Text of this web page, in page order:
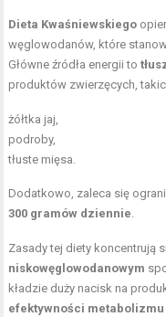
Dieta Kwaśniewskiego
węglowodanów, które
Główne źródła energii to
produktów zwierzęcych,
żółtka jaj,
podroby,
tłuste mięsa.
Dodatkowo, zaleca się
300 gramów dziennie.
Zasady tej diety koncentrują
niskowęglowodanowym
kładzie duży nacisk na
efektywności metabolizmu